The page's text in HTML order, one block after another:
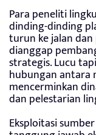
Para peneliti
dinding-dinding
turun ke jalan
dianggap
strategis. Lucu
hubungan antara
mencerminkan
dan pelestarian
Eksploitasi